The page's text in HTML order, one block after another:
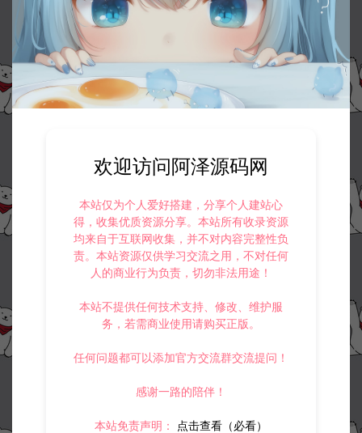
业用途，请大家不要用于商用！
侵权联系邮箱：32838727@qq.com
阿泽源码网
服务器关闭防火墙-开放端口
https://www.lyzwlkj.vip/185/hybk/
冷雨泽ღ 复
上一篇：
下一篇：
常见问题
欢迎访问阿泽源码网
本站仅为个人爱好搭建，分享个人建站心
得，收集优质资源分享。本站所有收录资源
均来自于互联网收集，并不对内容完整性负
责。本站资源仅供学习交流之用，不对任何
人的商业行为负责，切勿非法用途！
本站不提供任何技术支持、修改、维护服
务，若需商业使用请购买正版。
任何问题都可以添加官方交流群交流提问！
感谢一路的陪伴！
本站免责声明： 点击查看（必看）